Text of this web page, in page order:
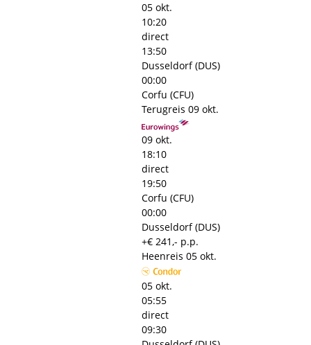
05 okt.
10:20
direct
13:50
Dusseldorf (DUS)
00:00
Corfu (CFU)
Terugreis 09 okt.
09 okt.
18:10
direct
19:50
Corfu (CFU)
00:00
Dusseldorf (DUS)
+€ 241,- p.p.
Heenreis 05 okt.
05 okt.
05:55
direct
09:30